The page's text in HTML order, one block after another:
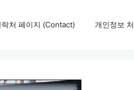
락처 페이지 (Contact) 개인정보